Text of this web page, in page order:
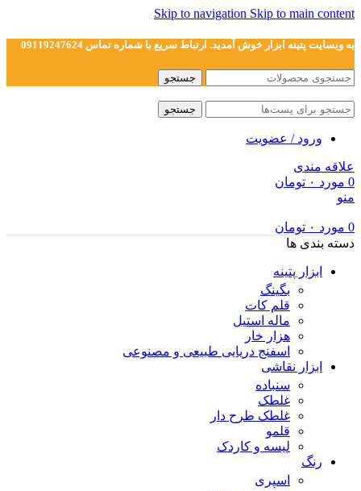
Skip to navigation Skip to main content
به وبسایت پتینه ابزار خوش آمدید. ارتباط سریع با شماره تماس 09119247624
جستجو
جستجو
ورود / عضویت
علاقه مندی
0 مورد ۰ تومان
منو
0 مورد ۰ تومان
دسته بندی ها
ابزار پتینه
بگینگ
قلم کات
ماله استیل
هزار خار
اسفنج دریایی طبیعی و مصنوعی
ابزار نقاشی
سنباده
غلطک
غلطک طرح دار
قلمو
لیسه و کاردک
رنگ
اسپری